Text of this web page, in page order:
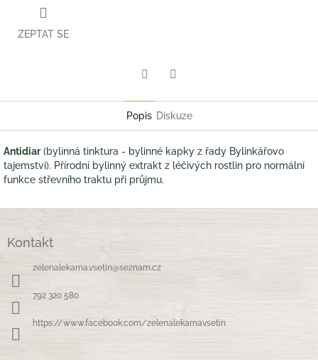
ZEPTAT SE
Popis Diskuze
Antidiar(bylinná tinktura - bylinné kapky z řady Bylinkářovo
tajemství). Přírodní bylinný extrakt z léčivých rostlin pro normální
funkce střevního traktu při průjmu.
Kontakt
zelenalekarna.vsetin@seznam.cz
792 320 580
https://www.facebook.com/zelenalekarnavsetin